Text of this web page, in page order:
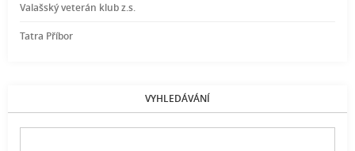
Valašský veterán klub z.s.
Tatra Příbor
VYHLEDÁVÁNÍ